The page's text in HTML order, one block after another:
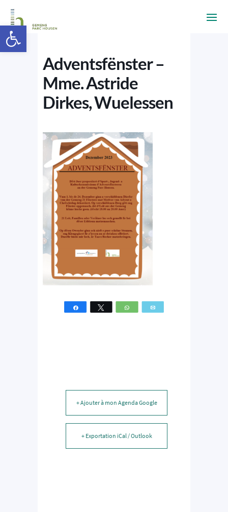
Adventsfënster –
Mme. Astride
Dirkes, Wuelessen
Partagez Tweetez WhatsApp
+ Ajouter à mon Agenda Google
+ Exportation iCal / Outlook
Ouvrir la barre d’outils